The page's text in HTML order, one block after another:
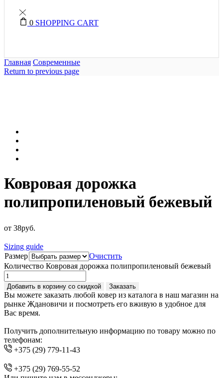
0 SHOPPING CART
Главная Современные
Return to previous page
Ковровая дорожка
полипропиленовый бежевый
от 38руб.
Sizing guide
Размер
Очистить
Количество Ковровая дорожка полипропиленовый бежевый
Добавить в корзину со скидкой Заказать
Вы можете заказать любой ковер из каталога в наш магазин на
рынке Ждановичи и посмотреть его вживую в удобное для
Вас время.
Получить дополнительную информацию по товару можно по
телефонам:
+375 (29) 779-11-43
+375 (29) 769-55-52